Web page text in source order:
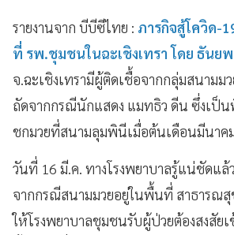
รายงานจาก บีบีซีไทย : ภารกิจสู้โควิด-
ที่ รพ.ชุมชนในฉะเชิงเทรา โดย ธันย
จ.ฉะเชิงเทรามีผู้ติดเชื้อจากกลุ่มสนาม
ถัดจากกรณีนักแสดง แมทธิว ดีน ซึ่งเป็น
ชกมวยที่สนามลุมพินีเมื่อต้นเดือนมีนาค
วันที่ 16 มี.ค. ทางโรงพยาบาลรู้แน่ชัดแล้
จากกรณีสนามมวยอยู่ในพื้นที่ สาธารณสุ
ให้โรงพยาบาลชุมชนรับผู้ป่วยต้องสงสัยเ